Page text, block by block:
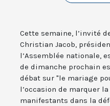
Cette semaine, l’invité
Christian Jacob,
l’Assemblée nationale,
de dimanche prochain
débat sur "le mariage
l’occasion de marquer
manifestants dans la